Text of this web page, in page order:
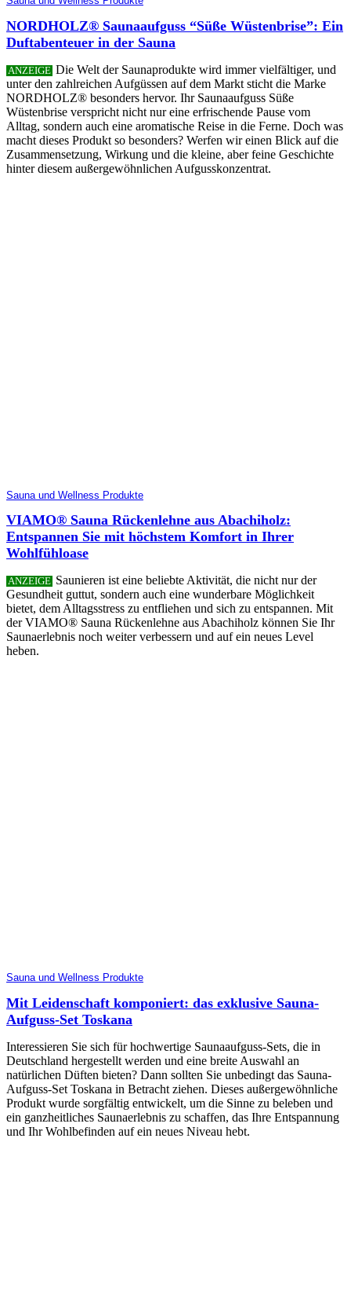
NORDHOLZ® Saunaaufguss “Süße Wüstenbrise”: Ein
Duftabenteuer in der Sauna
ANZEIGE Die Welt der Saunaprodukte wird immer vielfältiger, und
unter den zahlreichen Aufgüssen auf dem Markt sticht die Marke
NORDHOLZ® besonders hervor. Ihr Saunaaufguss Süße
Wüstenbrise verspricht nicht nur eine erfrischende Pause vom
Alltag, sondern auch eine aromatische Reise in die Ferne. Doch was
macht dieses Produkt so besonders? Werfen wir einen Blick auf die
Zusammensetzung, Wirkung und die kleine, aber feine Geschichte
hinter diesem außergewöhnlichen Aufgusskonzentrat.
Sauna und Wellness Produkte
VIAMO® Sauna Rückenlehne aus Abachiholz:
Entspannen Sie mit höchstem Komfort in Ihrer
Wohlfühloase
ANZEIGE Saunieren ist eine beliebte Aktivität, die nicht nur der
Gesundheit guttut, sondern auch eine wunderbare Möglichkeit
bietet, dem Alltagsstress zu entfliehen und sich zu entspannen. Mit
der VIAMO® Sauna Rückenlehne aus Abachiholz können Sie Ihr
Saunaerlebnis noch weiter verbessern und auf ein neues Level
heben.
Sauna und Wellness Produkte
Mit Leidenschaft komponiert: das exklusive Sauna-
Aufguss-Set Toskana
Interessieren Sie sich für hochwertige Saunaaufguss-Sets, die in
Deutschland hergestellt werden und eine breite Auswahl an
natürlichen Düften bieten? Dann sollten Sie unbedingt das Sauna-
Aufguss-Set Toskana in Betracht ziehen. Dieses außergewöhnliche
Produkt wurde sorgfältig entwickelt, um die Sinne zu beleben und
ein ganzheitliches Saunaerlebnis zu schaffen, das Ihre Entspannung
und Ihr Wohlbefinden auf ein neues Niveau hebt.